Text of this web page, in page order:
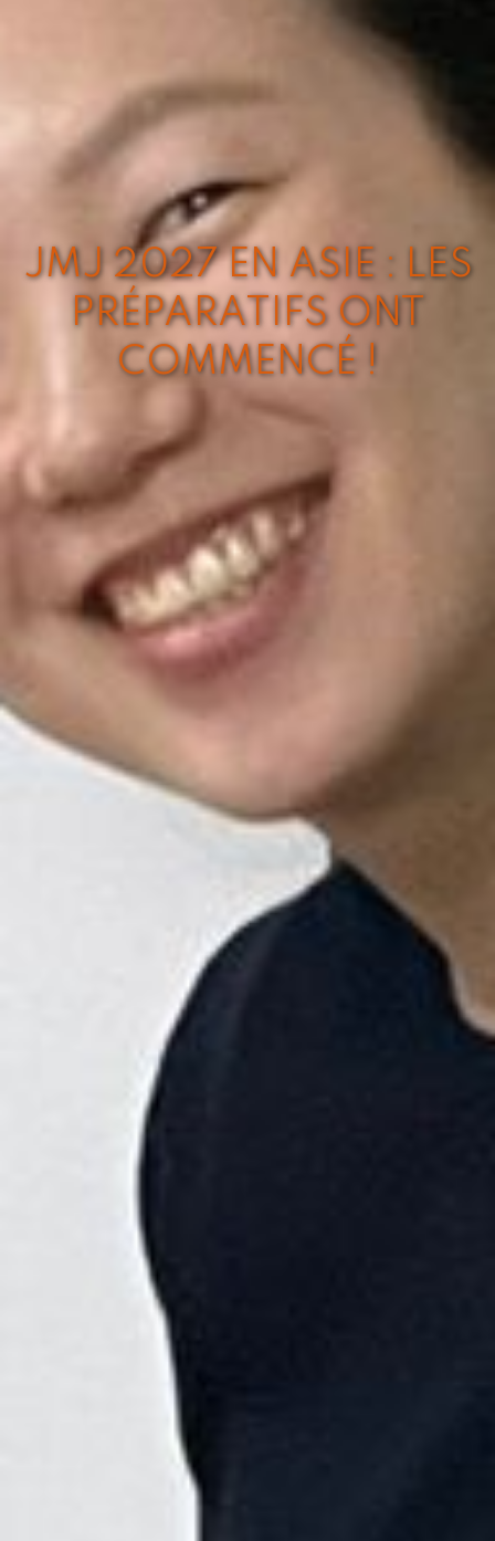
JMJ 2027 EN ASIE : LES
PRÉPARATIFS ONT
COMMENCÉ !